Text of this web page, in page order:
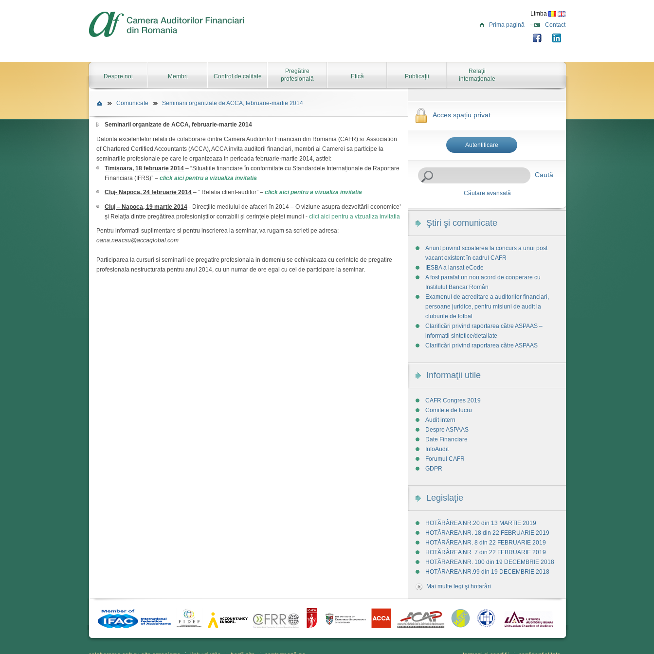
Limba
Prima pagină
Contact
Despre noi Membri Control de calitate
Pregătire
profesională
Etică Publicaţii
Relaţii
internaţionale
Comunicate Seminarii organizate de ACCA, februarie-martie 2014
Seminarii organizate de ACCA, februarie-martie 2014
Datorita excelentelor relatii de colaborare dintre Camera Auditorilor Financiari din Romania (CAFR) si Association
of Chartered Certified Accountants (ACCA), ACCA invita auditorii financiari, membri ai Camerei sa participe la
seminariile profesionale pe care le organizeaza in perioada februarie-martie 2014, astfel:
Timișoara, 18 februarie 2014 – “Situațiile financiare în conformitate cu Standardele Internaționale de Raportare
Financiara (IFRS)” – click aici pentru a vizualiza invitatia
Cluj- Napoca, 24 februarie 2014 – “ Relatia client-auditor” – click aici pentru a vizualiza invitatia
Cluj – Napoca, 19 martie 2014 - Direcțiile mediului de afaceri în 2014 – O viziune asupra dezvoltării economice’
și Relația dintre pregătirea profesioniștilor contabili și cerințele pieței muncii - clici aici pentru a vizualiza invitatia
Pentru informatii suplimentare si pentru inscrierea la seminar, va rugam sa scrieti pe adresa:
oana.neacsu@accaglobal.com
Participarea la cursuri si seminarii de pregatire profesionala in domeniu se echivaleaza cu cerintele de pregatire
profesionala nestructurata pentru anul 2014, cu un numar de ore egal cu cel de participare la seminar.
Acces spațiu privat
Autentificare
Caută
Căutare avansată
Ştiri şi comunicate
Anunt privind scoaterea la concurs a unui post
vacant existent în cadrul CAFR
IESBA a lansat eCode
A fost parafat un nou acord de cooperare cu
Institutul Bancar Român
Examenul de acreditare a auditorilor financiari,
persoane juridice, pentru misiuni de audit la
cluburile de fotbal
Clarificări privind raportarea către ASPAAS –
informatii sintetice/detaliate
Clarificări privind raportarea către ASPAAS
Informaţii utile
CAFR Congres 2019
Comitete de lucru
Audit intern
Despre ASPAAS
Date Financiare
InfoAudit
Forumul CAFR
GDPR
Legislaţie
HOTĂRÂREA NR.20 din 13 MARTIE 2019
HOTĂRAREA NR. 18 din 22 FEBRUARIE 2019
HOTĂRÂREA NR. 8 din 22 FEBRUARIE 2019
HOTĂRÂREA NR. 7 din 22 FEBRUARIE 2019
HOTĂRAREA NR. 100 din 19 DECEMBRIE 2018
HOTĂRAREA NR.99 din 19 DECEMBRIE 2018
Mai multe legi şi hotarâri